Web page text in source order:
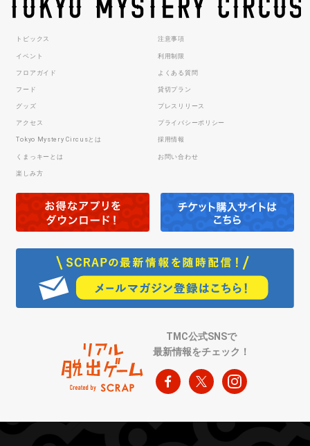
トピックス
イベント
フロアガイド
フード
グッズ
アクセス
Tokyo Mystery Circusとは
くまっキーとは
楽しみ方
注意事項
利用制限
よくある質問
貸切プラン
プレスリリース
プライバシーポリシー
採用情報
お問い合わせ
TMC公式SNSで
最新情報をチェック！